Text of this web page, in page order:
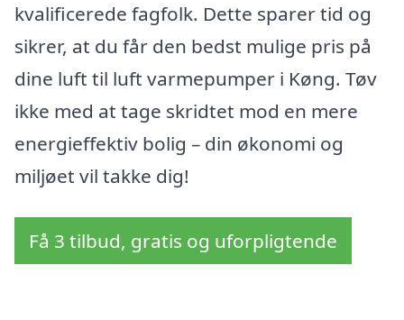
kvalificerede fagfolk. Dette sparer tid og
sikrer, at du får den bedst mulige pris på
dine luft til luft varmepumper i Køng. Tøv
ikke med at tage skridtet mod en mere
energieffektiv bolig – din økonomi og
miljøet vil takke dig!
Få 3 tilbud, gratis og uforpligtende